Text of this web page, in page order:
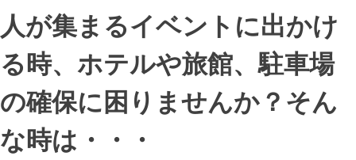
人が集まるイベントに出かけ
る時、ホテルや旅館、駐車場
の確保に困りませんか？そん
な時は・・・